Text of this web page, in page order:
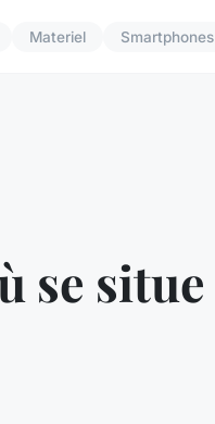
Materiel Smartphones
se situe